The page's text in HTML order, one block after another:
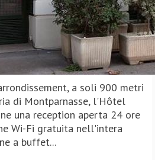
a soli 900 metri
di Montparnasse, l'Hôtel
una reception aperta 24 ore
Wi-Fi gratuita nell'intera
a buffet...